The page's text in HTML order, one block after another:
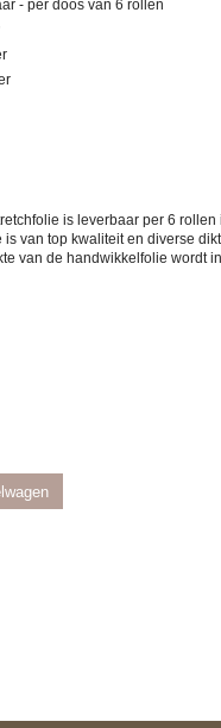
- per doos van 6 rollen
is leverbaar per 6 rollen
is van top kwaliteit en diverse
van de handwikkelfolie wordt